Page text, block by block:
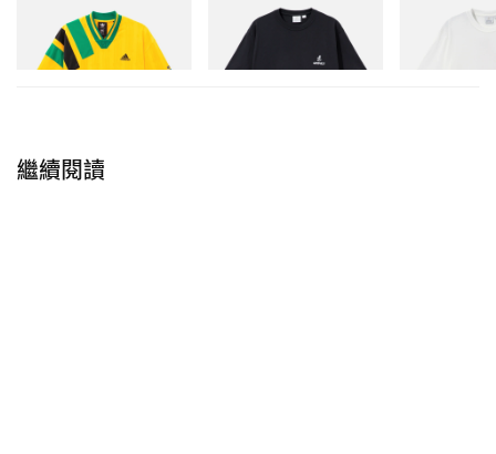
Adidas Originals X Brain
Dead Disney Football Jersey
立即購入
One Point Logo Tee
立即購入
繼續閱讀